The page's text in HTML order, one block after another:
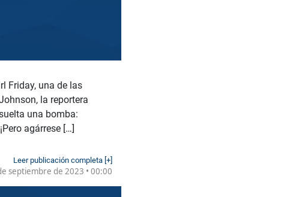
Friday, una de las
la reportera
una bomba:
agárrese […]
Leer publicación completa [+]
septiembre de 2023 • 00:00